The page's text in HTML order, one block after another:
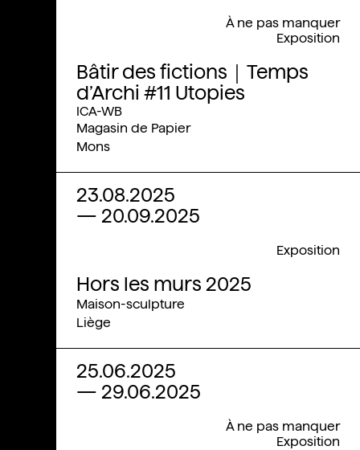
Bâtir des fictions｜Temps
d’Archi #11 Utopies
À ne pas manquer
Exposition
ICA-WB
Magasin de Papier
Mons
23.08.2025
— 20.09.2025
Hors les murs 2025
Exposition
Maison-sculpture
Liège
25.06.2025
— 29.06.2025
À ne pas manquer
Exposition